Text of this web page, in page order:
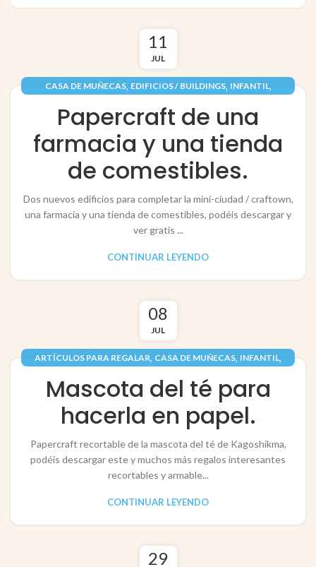
11
JUL
CASA DE MUÑECAS, EDIFICIOS / BUILDINGS, INFANTIL,
RECORTABLES PAPERCRAFT
Papercraft de una
farmacia y una tienda
de comestibles.
Dos nuevos edificios para completar la mini-ciudad / craftown,
una farmacia y una tienda de comestibles, podéis descargar y
ver gratis ...
CONTINUAR LEYENDO
08
JUL
ARTÍCULOS PARA REGALAR, CASA DE MUÑECAS, INFANTIL,
RECORTABLES PAPERCRAFT
Mascota del té para
hacerla en papel.
Papercraft recortable de la mascota del té de Kagoshikma,
podéis descargar este y muchos más regalos interesantes
recortables y armable...
CONTINUAR LEYENDO
29